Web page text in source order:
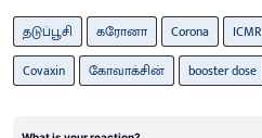
தடுப்பூசி கரோனா Corona ICMR
Covaxin
கோவாக்சின் booster dose